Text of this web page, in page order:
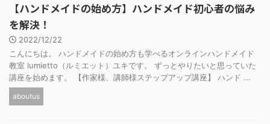
【ハンドメイドの始め方】ハンドメイド初心者の悩み
を解決！
2022/12/22
こんにちは。 ハンドメイドの始め方も学べるオンラインハンドメイド
教室 lumietto（ルミエット）ユキです。 ずっとやりたいと思っていた
講座を始めます。 【作家様、講師様ステップアップ講座】 ハンド ...
aboutus